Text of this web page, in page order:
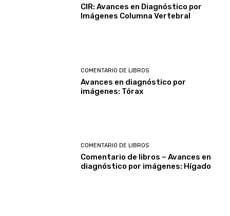
CIR: Avances en Diagnóstico por
Imágenes Columna Vertebral
COMENTARIO DE LIBROS
Avances en diagnóstico por
imágenes: Tórax
COMENTARIO DE LIBROS
Comentario de libros – Avances en
diagnóstico por imágenes: Hígado